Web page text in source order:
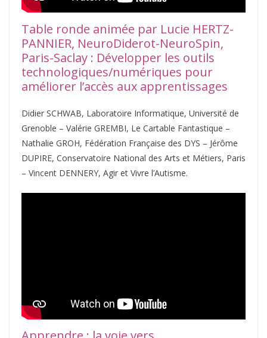
Table ronde animée par Lucie HERTZ-
PANNIER, NeuroDiderot-NeuroSpin,
Paris-Saclay : Développer les outils
technologiques/numériques pour
améliorer l’accès aux apprentissages
Didier SCHWAB, Laboratoire Informatique, Université de
Grenoble – Valérie GREMBI, Le Cartable Fantastique –
Nathalie GROH, Fédération Française des DYS – Jérôme
DUPIRE, Conservatoire National des Arts et Métiers, Paris
– Vincent DENNERY, Agir et Vivre l’Autisme.